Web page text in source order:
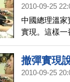
2010-09-25
中國總理溫家
實現。這樣一
善意表現，希
要製造友善
撤彈實現
2010-09-25